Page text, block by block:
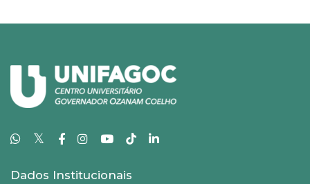
𝕏
Dados Institucionais